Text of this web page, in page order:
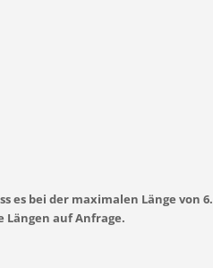
es bei der maximalen Länge von
auf Anfrage.